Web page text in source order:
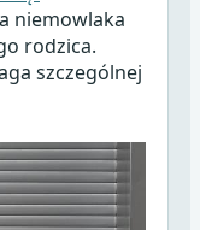
niemowlaka
rodzica.
szczególnej